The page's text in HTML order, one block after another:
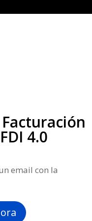
4.0
email con la